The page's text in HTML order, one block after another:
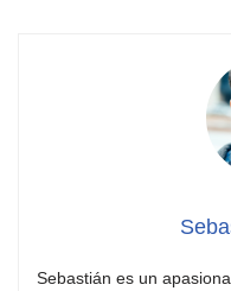
Sebastián es un